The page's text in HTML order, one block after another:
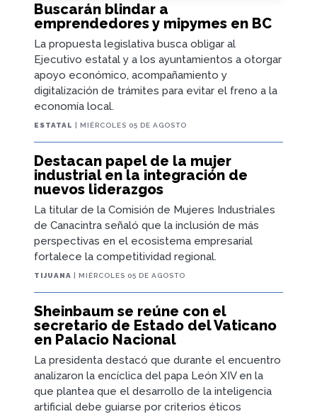
Buscarán blindar a
emprendedores y mipymes en BC
La propuesta legislativa busca obligar al
Ejecutivo estatal y a los ayuntamientos a otorgar
apoyo económico, acompañamiento y
digitalización de trámites para evitar el freno a la
economía local.
ESTATAL | MIÉRCOLES 05 DE AGOSTO
Destacan papel de la mujer
industrial en la integración de
nuevos liderazgos
La titular de la Comisión de Mujeres Industriales
de Canacintra señaló que la inclusión de más
perspectivas en el ecosistema empresarial
fortalece la competitividad regional.
TIJUANA | MIÉRCOLES 05 DE AGOSTO
Sheinbaum se reúne con el
secretario de Estado del Vaticano
en Palacio Nacional
La presidenta destacó que durante el encuentro
analizaron la encíclica del papa León XIV en la
que plantea que el desarrollo de la inteligencia
artificial debe guiarse por criterios éticos